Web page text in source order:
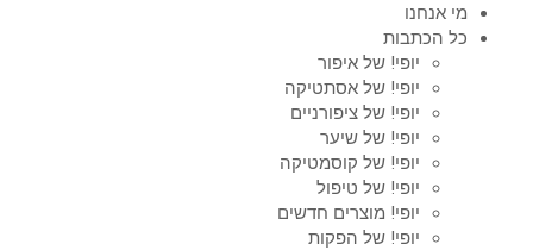
מי אנחנו
כל הכתבות
יופי! של איפור
יופי! של אסתטיקה
יופי! של ציפורניים
יופי! של שיער
יופי! של קוסמטיקה
יופי! של טיפול
יופי! מוצרים חדשים
יופי! של הפקות